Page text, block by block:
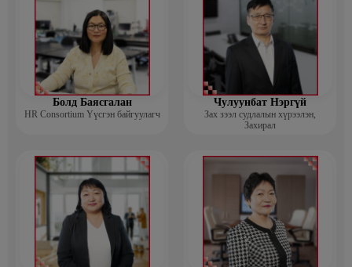
Болд Баясгалан
HR Consortium Үүсгэн байгуулагч
Чулуунбат Нэргүй
Зах зээл судлалын хүрээлэн,
Захирал